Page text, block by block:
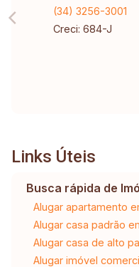
(34) 3256-3001
Creci: 684-J
Links Úteis
Busca rápida de
Alugar apartamento
Alugar casa padrão
Alugar casa de alto
Alugar imóvel